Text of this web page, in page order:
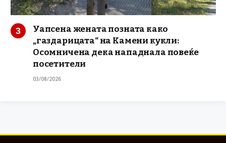
Уапсена жената позната како
„газдарицата“ на Камени кукли:
Осомничена дека нападнала повеќе
посетители
03/08/2026